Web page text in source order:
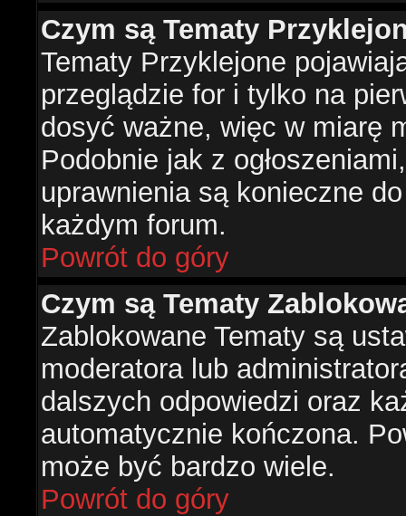
Czym są Tematy
Tematy Przyklejone
przeglądzie for i tylko na
dosyć ważne, więc w miarę
Podobnie jak z
uprawnienia są konieczne
każdym forum.
Powrót do góry
Czym są Tematy
Zablokowane Tematy są
moderatora lub
dalszych odpowiedzi oraz
automatycznie kończona.
może być bardzo wiele.
Powrót do góry